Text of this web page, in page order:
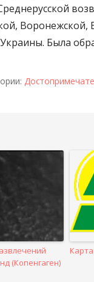
Воронежской,
Была
(Копенгаген)